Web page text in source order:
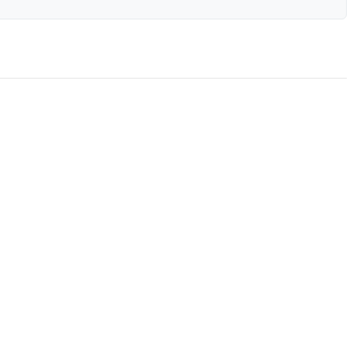
par préhenseur ou par minimum préhenseur avec outil